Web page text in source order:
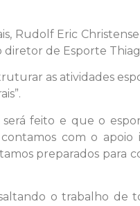
Rudolf Eric
diretor de Esporte
as atividades
feito e que o
com o apoio
preparados para
o trabalho de